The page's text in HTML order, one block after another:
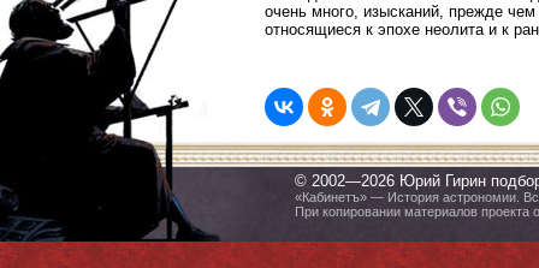
очень много, изысканий, прежде
относящиеся к эпохе неолита и к
© 2002—2026 Юрий Гирин
«Кабинетъ» — История астрономии.
При копировании материалов проекта